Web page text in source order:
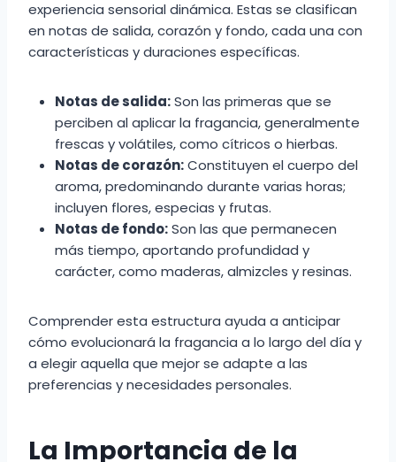
experiencia sensorial dinámica. Estas se clasifican
en notas de salida, corazón y fondo, cada una con
características y duraciones específicas.
Notas de salida:Son las primeras que se
perciben al aplicar la fragancia, generalmente
frescas y volátiles, como cítricos o hierbas.
Notas de corazón:Constituyen el cuerpo del
aroma, predominando durante varias horas;
incluyen flores, especias y frutas.
Notas de fondo:Son las que permanecen
más tiempo, aportando profundidad y
carácter, como maderas, almizcles y resinas.
Comprender esta estructura ayuda a anticipar
cómo evolucionará la fragancia a lo largo del día y
a elegir aquella que mejor se adapte a las
preferencias y necesidades personales.
La Importancia de la